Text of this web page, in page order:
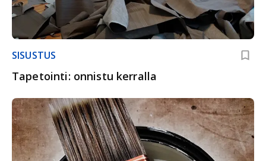
SISUSTUS
Tapetointi: onnistu kerralla